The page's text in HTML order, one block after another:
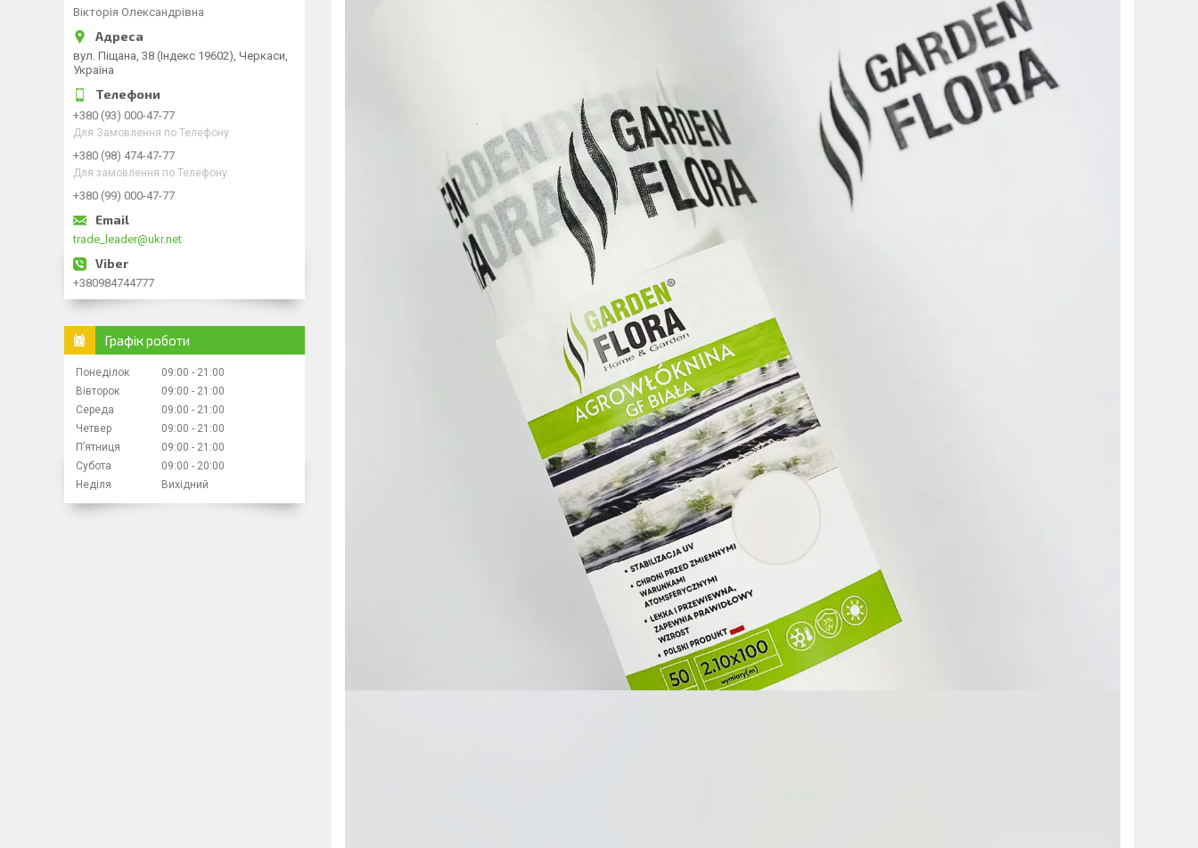
Вікторія Олександрівна
вул. Піщана, 38 (Індекс 19602), Черкаси,
Україна
+380 (93) 000-47-77
Для Замовлення по Телефону
+380 (98) 474-47-77
Для замовлення по Телефону.
+380 (99) 000-47-77
trade_leader@ukr.net
+380984744777
Графік роботи
Понеділок 09:00
21:00
Вівторок
09:00
21:00
Середа
09:00
21:00
Четвер
09:00
21:00
Пʼятниця
09:00
21:00
Субота
09:00
20:00
Неділя
Вихідний